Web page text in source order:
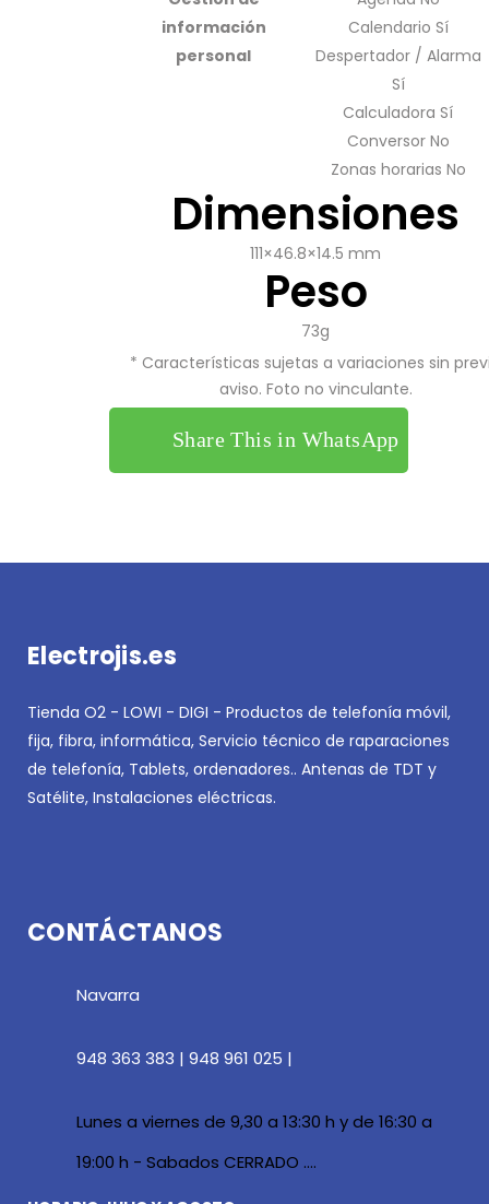
información
personal
Calendario Sí
Despertador / Alarma
Sí
Calculadora Sí
Conversor No
Zonas horarias No
Dimensiones
111×46.8×14.5 mm
Peso
73g
* Características sujetas a variaciones sin
aviso. Foto no vinculante.
Share This in WhatsApp
Electrojis.es
Tienda O2 - LOWI - DIGI - Productos de telefonía móvil,
fija, fibra, informática, Servicio técnico de raparaciones
de telefonía, Tablets, ordenadores.. Antenas de TDT y
Satélite, Instalaciones eléctricas.
CONTÁCTANOS
Navarra
948 363 383 | 948 961 025 |
Lunes a viernes de 9,30 a 13:30 h y de 16:30 a
19:00 h - Sabados CERRADO ....